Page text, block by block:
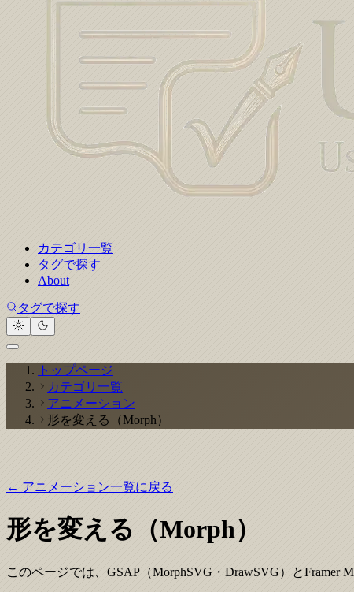
カテゴリ一覧
タグで探す
About
タグで探す
トップページ
カテゴリ一覧
アニメーション
形を変える（Morph）
← アニメーション一覧に戻る
形を変える（Morph）
このページでは、GSAP（MorphSVG・DrawSVG）と